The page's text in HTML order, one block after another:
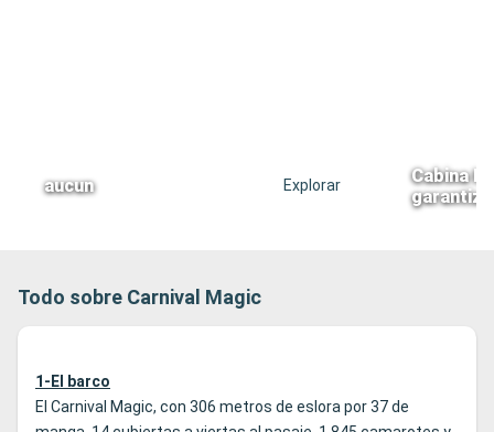
aucun Explorar
Cabina
Todo sobre Carnival Magic
1-El barco
El Carnival Magic, con 306 metros de eslora por 37 de